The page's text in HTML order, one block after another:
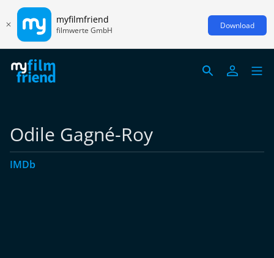
myfilmfriend
filmwerte GmbH Download
Odile Gagné-Roy
IMDb